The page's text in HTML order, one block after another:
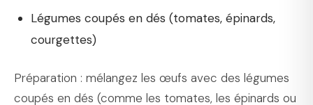
Légumes coupés en dés (tomates, épinards,
courgettes)
Préparation : mélangez les œufs avec des légumes
coupés en dés (comme les tomates, les épinards ou